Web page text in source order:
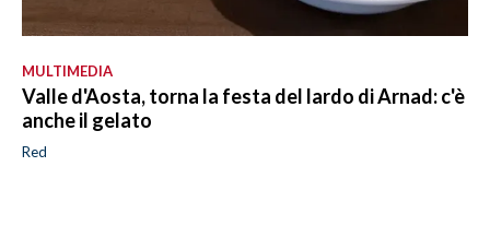
MULTIMEDIA
Valle d'Aosta, torna la festa del lardo di Arnad: c'è
anche il gelato
Red